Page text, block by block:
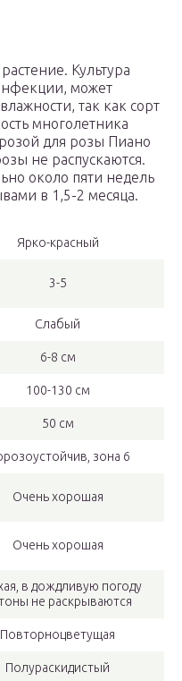
Культура
может
так как сорт
многолетника
для розы Пиано
не распускаются.
около пяти недель
в 1,5-2 месяца.
Ярко-красный
3-5
Слабый
6-8 см
100-130 см
50 см
зона 6
Очень хорошая
Очень хорошая
в дождливую погоду
не раскрываются
Повторноцветущая
Полураскидистый